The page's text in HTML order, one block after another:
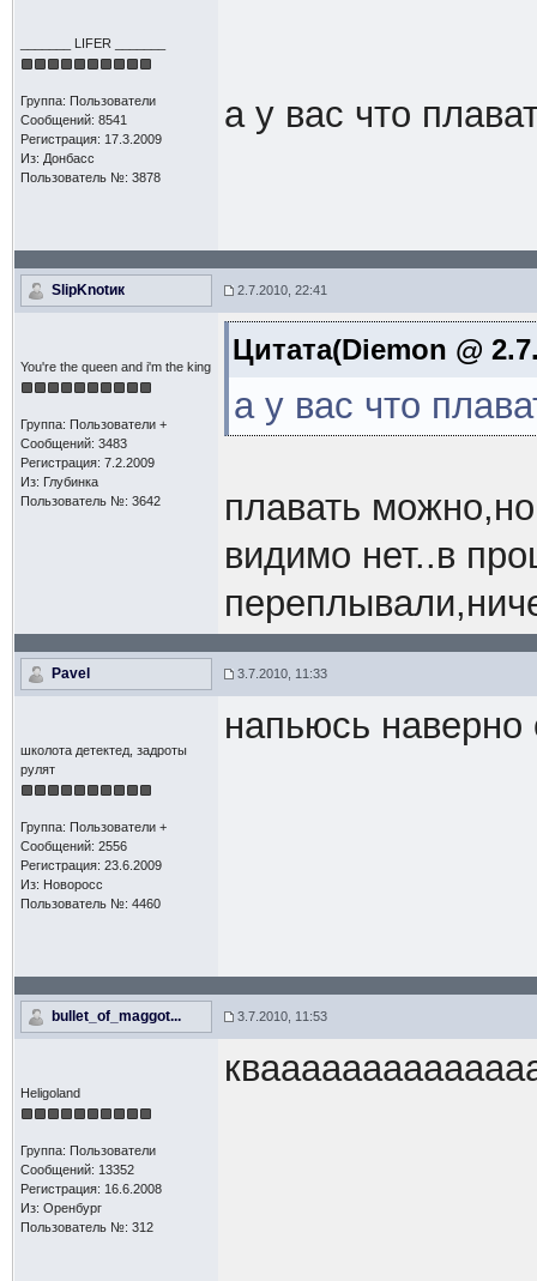
_______ LIFER _______
Группа: Пользователи
Сообщений: 8541
Регистрация: 17.3.2009
Из: Донбасс
Пользователь №: 3878
а у вас что
SlipKnotик 2.7.2010, 22:41
You're the queen and i'm the king
Группа: Пользователи +
Сообщений: 3483
Регистрация: 7.2.2009
Из: Глубинка
Пользователь №: 3642
Цитата(Diemon @
а у вас что
плавать
видимо нет..в
Pavel 3.7.2010, 11:33
школота детектед, задроты
рулят
Группа: Пользователи +
Сообщений: 2556
Регистрация: 23.6.2009
Из: Новоросс
Пользователь №: 4460
напьюсь наверно
bullet_of_maggot... 3.7.2010, 11:53
Heligoland
Группа: Пользователи
Сообщений: 13352
Регистрация: 16.6.2008
Из: Оренбург
Пользователь №: 312